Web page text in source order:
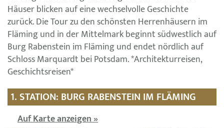
Häuser blicken auf eine wechselvolle Geschichte
zurück. Die Tour zu den schönsten Herrenhäusern im
Fläming und in der Mittelmark beginnt südwestlich auf
Burg Rabenstein im Fläming und endet nördlich auf
Schloss Marquardt bei Potsdam. *Architekturreisen,
Geschichtsreisen*
1. STATION: BURG RABENSTEIN IM FLÄMING
Auf Karte anzeigen »